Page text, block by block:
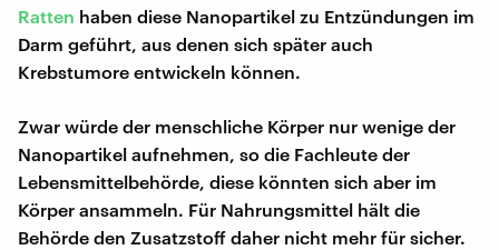
Ratten haben diese Nanopartikel zu Entzündungen im
Darm geführt, aus denen sich später auch
Krebstumore entwickeln können.
Zwar würde der menschliche Körper nur wenige der
Nanopartikel aufnehmen, so die Fachleute der
Lebensmittelbehörde, diese könnten sich aber im
Körper ansammeln. Für Nahrungsmittel hält die
Behörde den Zusatzstoff daher nicht mehr für sicher.